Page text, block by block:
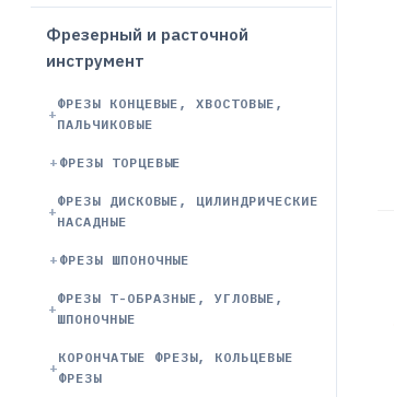
Фрезерный и расточной
инструмент
ФРЕЗЫ КОНЦЕВЫЕ, ХВОСТОВЫЕ,
ПАЛЬЧИКОВЫЕ
ФРЕЗЫ ТОРЦЕВЫЕ
ФРЕЗЫ ДИСКОВЫЕ, ЦИЛИНДРИЧЕСКИЕ
НАСАДНЫЕ
ФРЕЗЫ ШПОНОЧНЫЕ
ФРЕЗЫ Т-ОБРАЗНЫЕ, УГЛОВЫЕ,
ШПОНОЧНЫЕ
КОРОНЧАТЫЕ ФРЕЗЫ, КОЛЬЦЕВЫЕ
ФРЕЗЫ